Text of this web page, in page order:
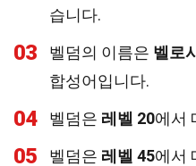
습니다.
03 벨덤의 이름은 벨로
합성어입니다.
04 벨덤은 레벨 20에서
05 벨덤은 레벨 45에서